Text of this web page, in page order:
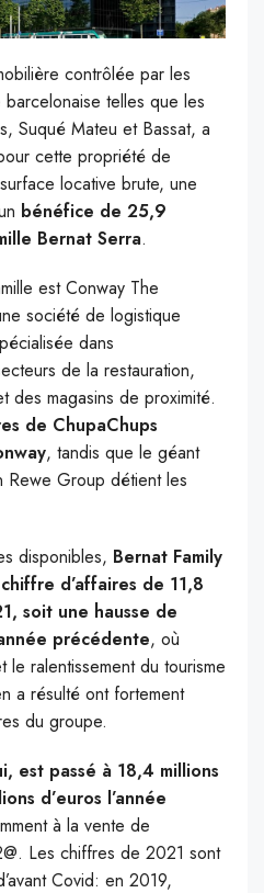
contrôlée par les
telles que les
Suqué Mateu et Bassat, a
cette propriété de
locative brute, une
bénéfice de 25,9
Bernat Serra.
est Conway The
société de logistique
dans
de la restauration,
des magasins de proximité.
de ChupaChups
, tandis que le géant
Rewe Group détient les
disponibles, Bernat Family
d’affaires de 11,8
soit une hausse de
précédente, où
le ralentissement du tourisme
a résulté ont fortement
du groupe.
est passé à 18,4 millions
d’euros l’année
à la vente de
Les chiffres de 2021 sont
Covid: en 2019,